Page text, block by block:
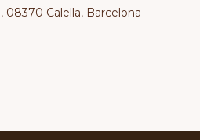
08370 Calella, Barcelona